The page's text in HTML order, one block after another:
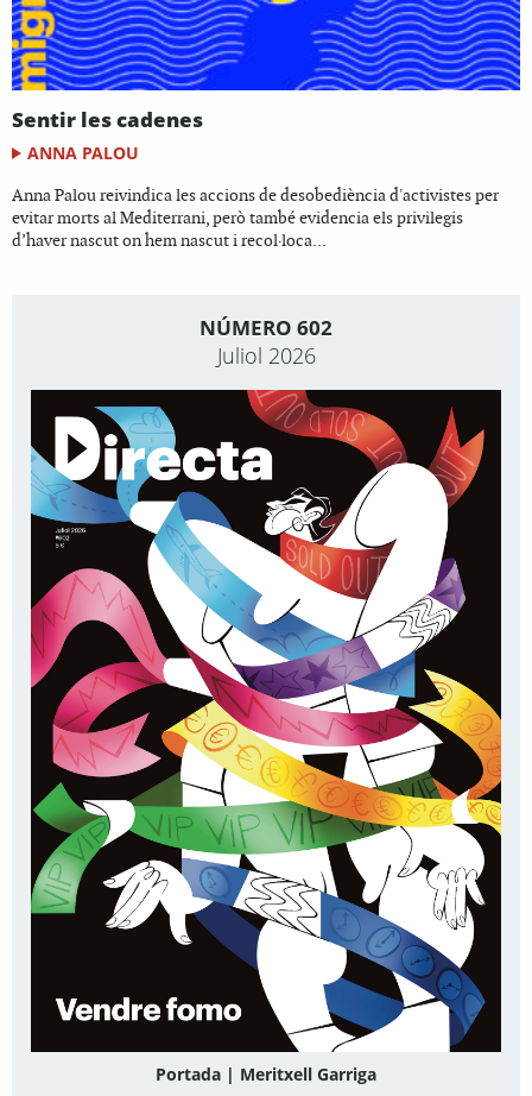
Sentir les cadenes
ANNA PALOU
Anna Palou reivindica les accions de desobediència d'activistes per
evitar morts al Mediterrani, però també evidencia els privilegis
d’haver nascut on hem nascut i recol·loca...
NÚMERO 602
Juliol 2026
Portada | Meritxell Garriga